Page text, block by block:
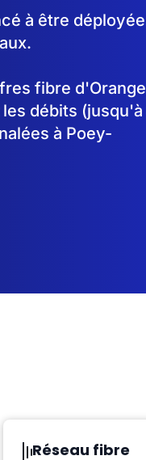
à être déployée
fibre
débits (jusqu'à
à Poey-
Réseau fibre